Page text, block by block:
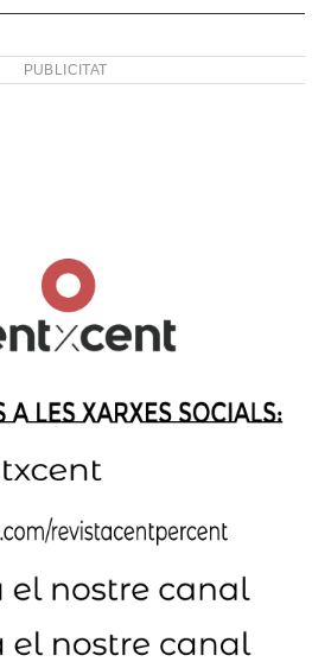
PUBLICITAT